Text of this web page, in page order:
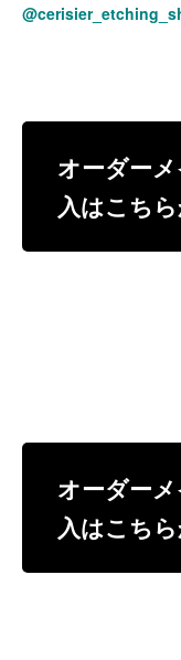
オーダー
入はこちら
オーダー
入はこちら